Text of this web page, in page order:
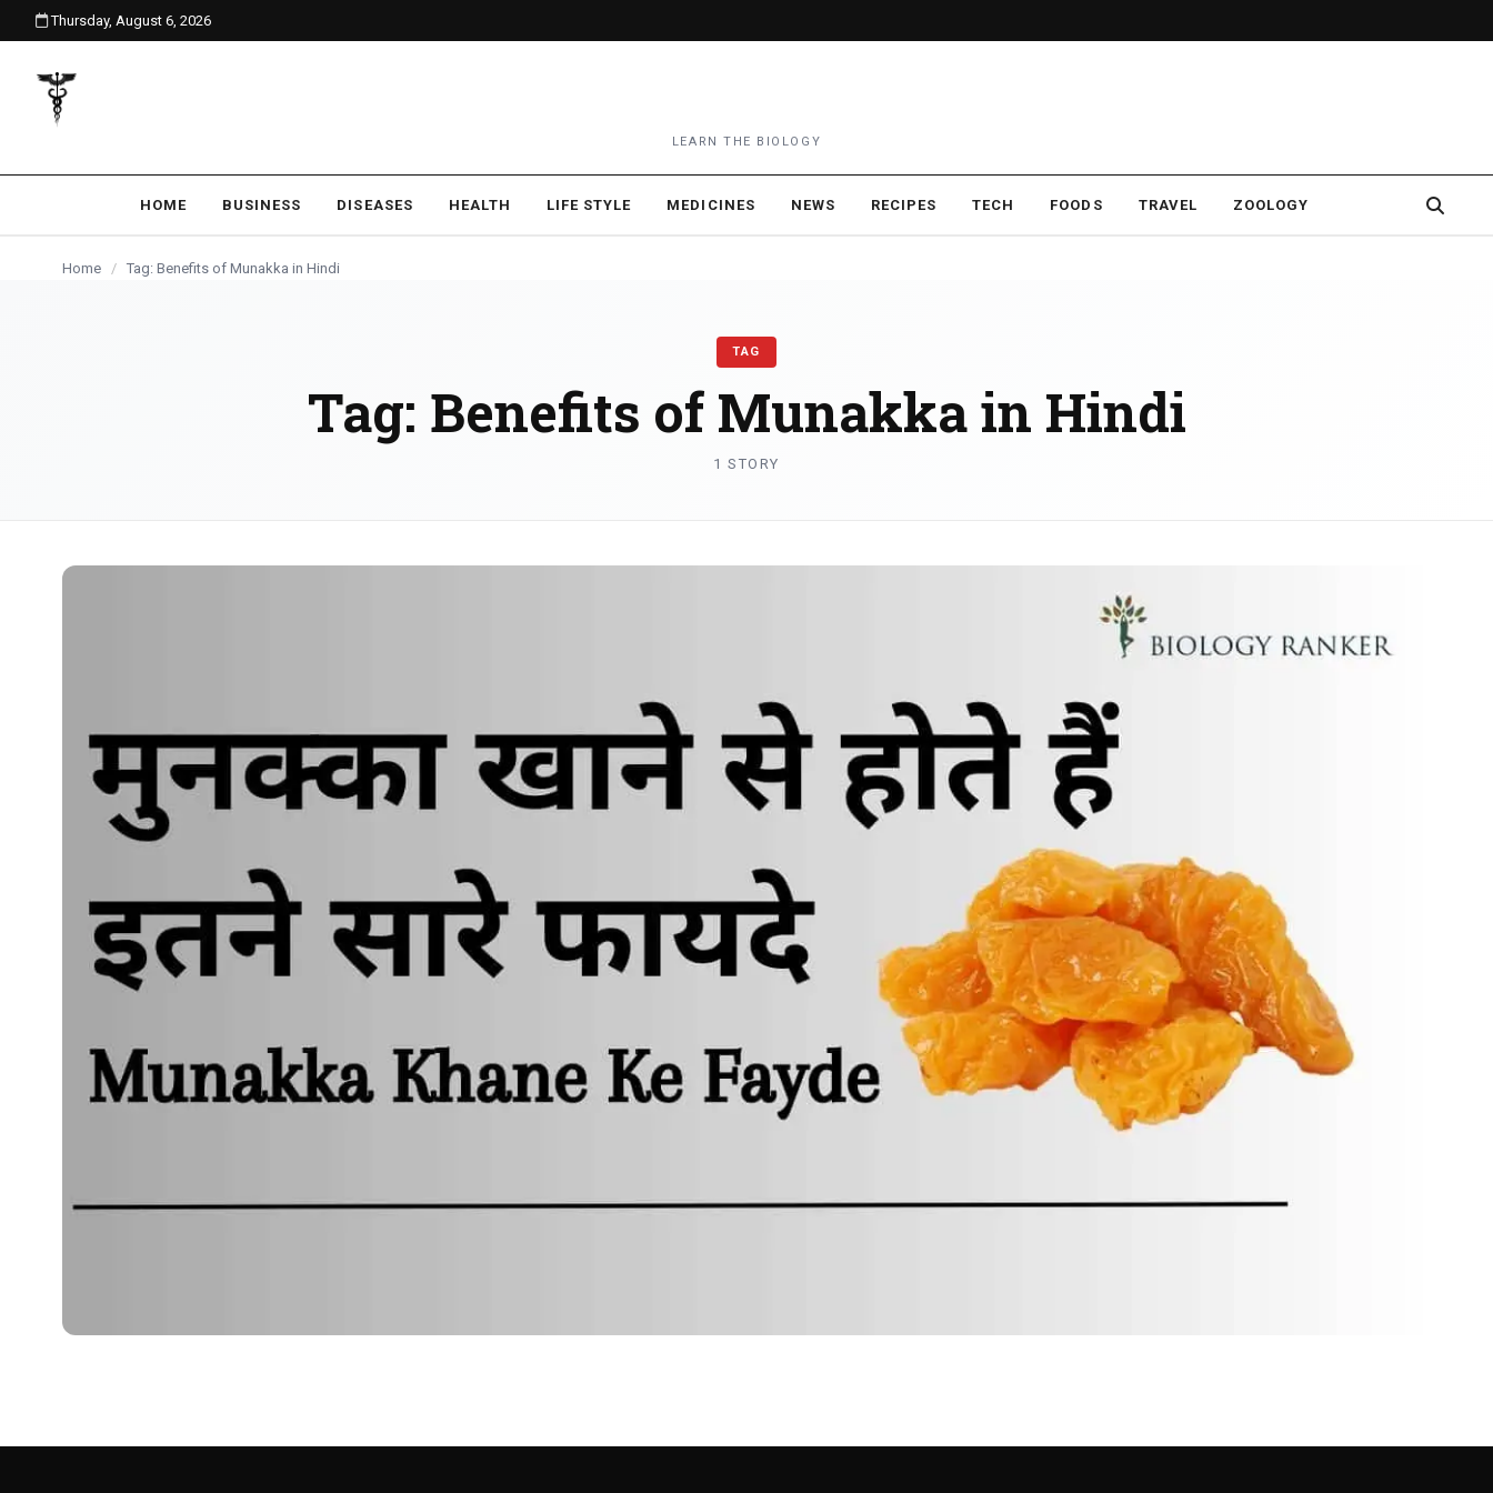
content
Thursday, August 6, 2026
LEARN THE BIOLOGY
HOME BUSINESS DISEASES HEALTH LIFE STYLE MEDICINES NEWS RECIPES TECH FOODS TRAVEL ZOOLOGY
Home / Tag: Benefits of Munakka in Hindi
TAG
Tag: Benefits of Munakka in Hindi
1 STORY